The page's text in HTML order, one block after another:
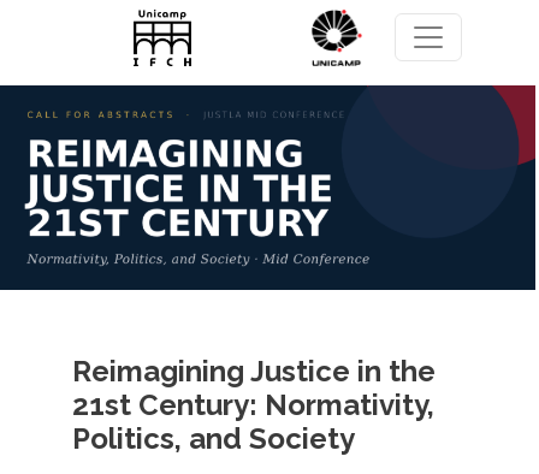
Pular para o conteúdo principal
Reimagining Justice in the
21st Century: Normativity,
Politics, and Society